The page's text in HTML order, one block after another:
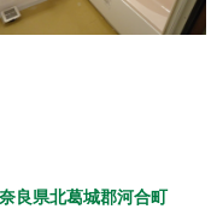
奈良県北葛城郡河合町